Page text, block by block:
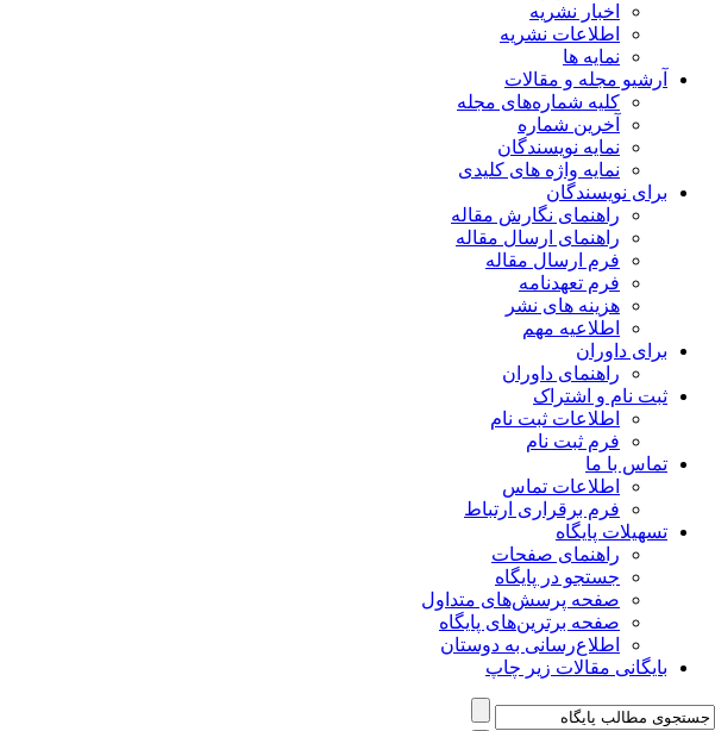
اخبار نشریه
اطلاعات نشریه
نمایه ها
آرشیو مجله و مقالات
کلیه شماره‌های مجله
آخرین شماره
نمایه نویسندگان
نمایه واژه های کلیدی
برای نویسندگان
راهنمای نگارش مقاله
راهنمای ارسال مقاله
فرم ارسال مقاله
فرم تعهدنامه
هزینه های نشر
اطلاعیه مهم
برای داوران
راهنمای داوران
ثبت نام و اشتراک
اطلاعات ثبت نام
فرم ثبت نام
تماس با ما
اطلاعات تماس
فرم برقراری ارتباط
تسهیلات پایگاه
راهنمای صفحات
جستجو در پایگاه
صفحه پرسش‌های متداول
صفحه برترین‌های پایگاه
اطلاع‌رسانی به دوستان
بایگانی مقالات زیر چاپ